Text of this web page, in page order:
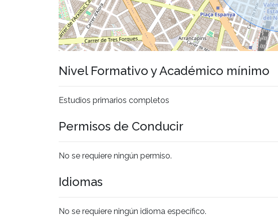
Nivel Formativo y Académico mínimo
Estudios primarios completos
Permisos de Conducir
No se requiere ningún permiso.
Idiomas
No se requiere ningún idioma específico.